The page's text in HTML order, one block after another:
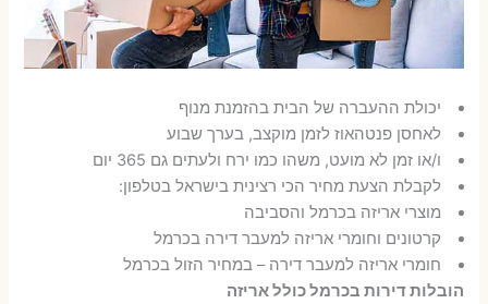
יכולת ההעברה של הבית בהזמנת מנוף
לאחסן פנטהאוז לזמן מוקצב, בערך שבוע
ו/או זמן לא מועט, משהו כמו ירח ולעתים גם 365 יום
לקבלת הצעת מחיר הכי רצינית בישראל בטלפון:
מוצרי אריזה בכרמל והסביבה
קרטונים וחומרי אריזה למעבר דירה בכרמל
חומרי אריזה למעבר דירה – במחיר הזול בכרמל
הובלות דירות בכרמל כולל אריזה